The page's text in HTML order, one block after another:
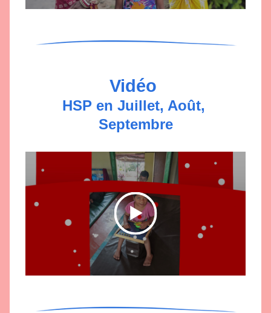
Vidéo
HSP en Juillet, Août,
Septembre